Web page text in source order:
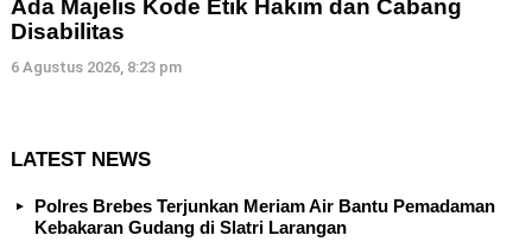
Ada Majelis Kode Etik Hakim dan Cabang
Disabilitas
6 Agustus 2026, 8:23 pm
LATEST NEWS
Polres Brebes Terjunkan Meriam Air Bantu Pemadaman
Kebakaran Gudang di Slatri Larangan